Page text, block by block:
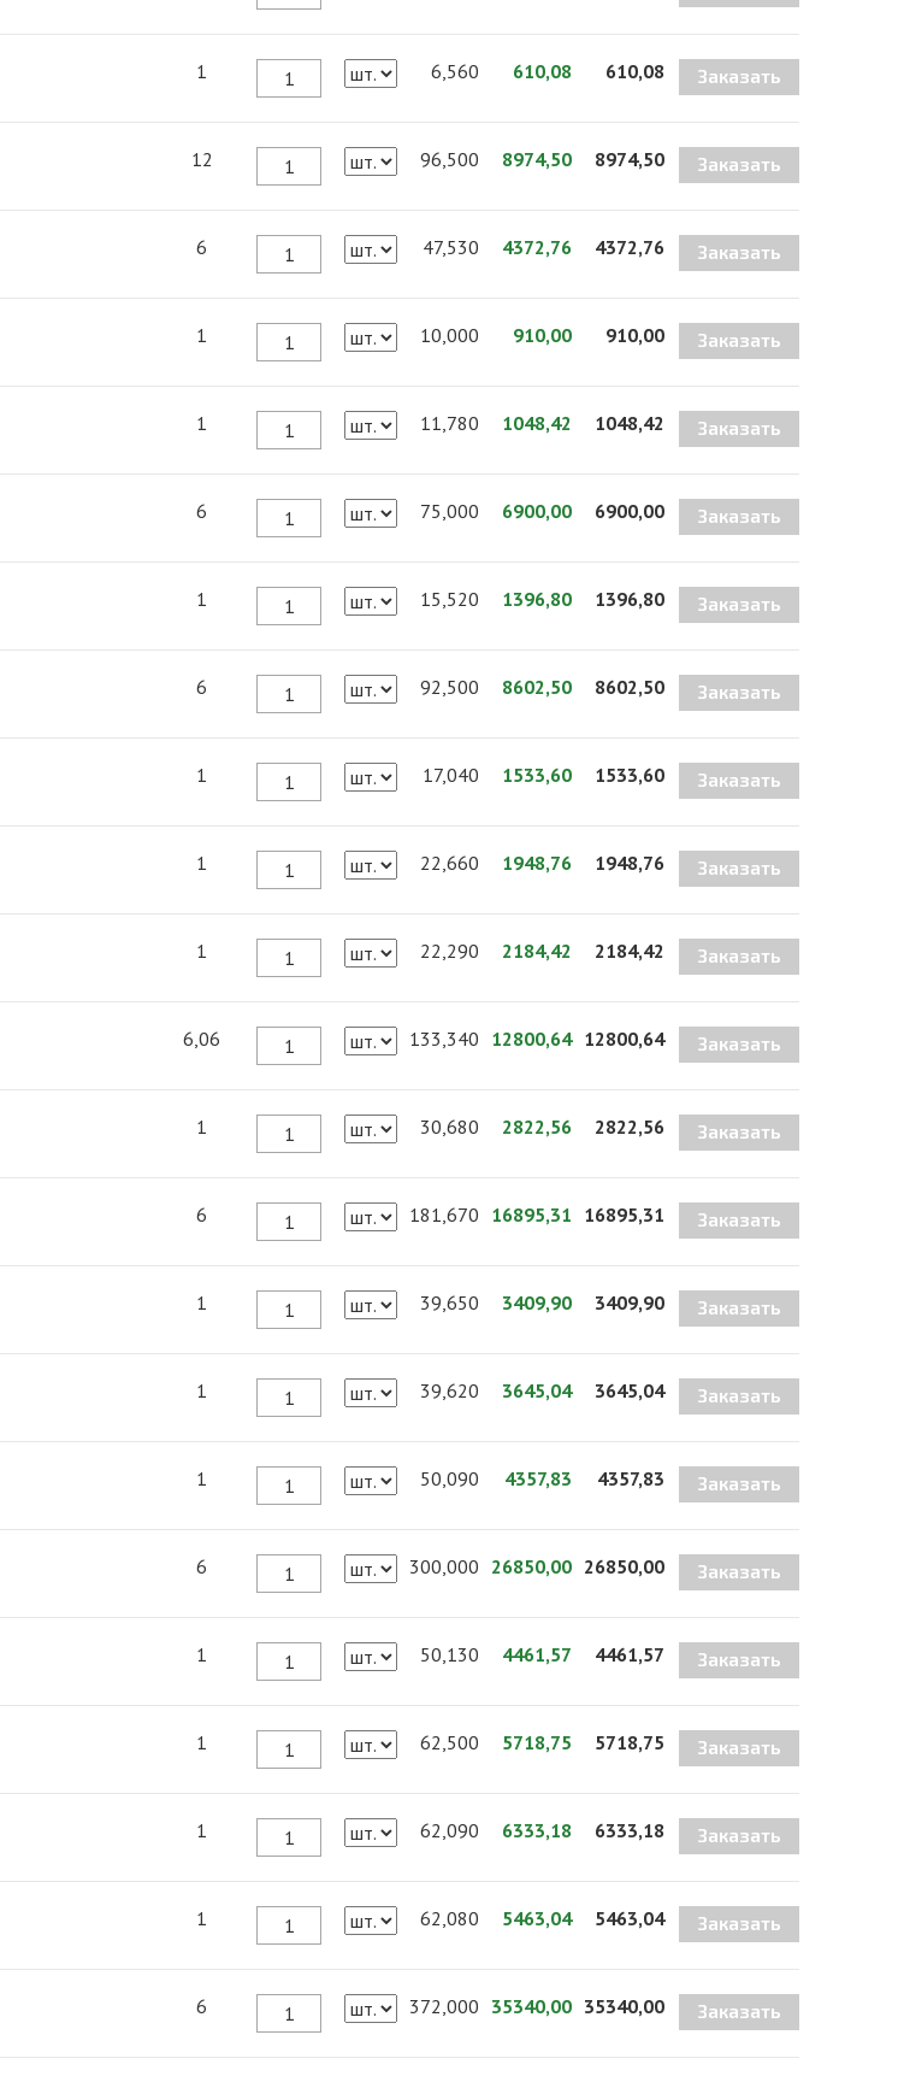
1 6,560 610,08 610,08 Заказать
12 96,500 8974,50 8974,50 Заказать
6 47,530 4372,76 4372,76 Заказать
1 10,000 910,00 910,00 Заказать
1 11,780 1048,42 1048,42 Заказать
6 75,000 6900,00 6900,00 Заказать
1 15,520 1396,80 1396,80 Заказать
6 92,500 8602,50 8602,50 Заказать
1 17,040 1533,60 1533,60 Заказать
1 22,660 1948,76 1948,76 Заказать
1 22,290 2184,42 2184,42 Заказать
6,06 133,340 12800,64 12800,64 Заказать
1 30,680 2822,56 2822,56 Заказать
6 181,670 16895,31 16895,31 Заказать
1 39,650 3409,90 3409,90 Заказать
1 39,620 3645,04 3645,04 Заказать
1 50,090 4357,83 4357,83 Заказать
6 300,000 26850,00 26850,00 Заказать
1 50,130 4461,57 4461,57 Заказать
1 62,500 5718,75 5718,75 Заказать
1 62,090 6333,18 6333,18 Заказать
1 62,080 5463,04 5463,04 Заказать
6 372,000 35340,00 35340,00 Заказать